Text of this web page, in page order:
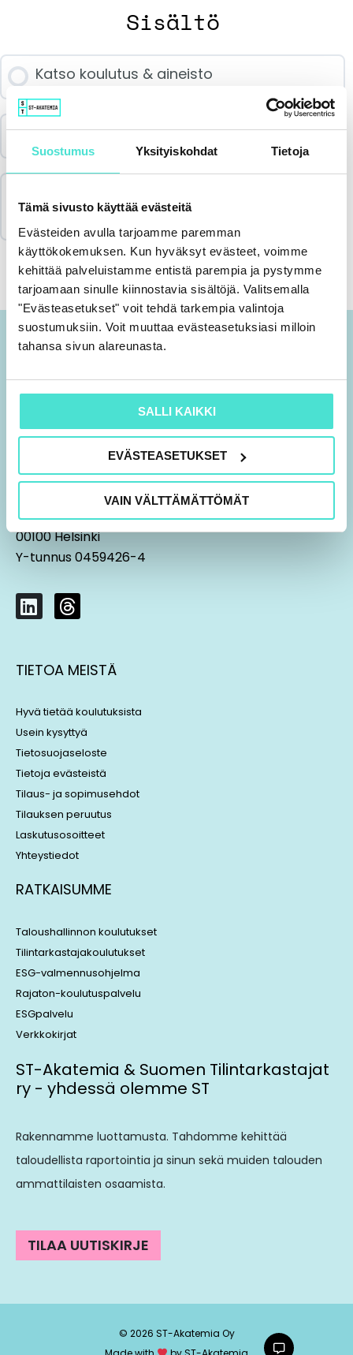
Suostumus Yksityiskohdat Tietoja
Tämä sivusto käyttää evästeitä
Evästeiden avulla tarjoamme paremman
käyttökokemuksen. Kun hyväksyt evästeet, voimme
kehittää palveluistamme entistä parempia ja pystymme
tarjoamaan sinulle kiinnostavia sisältöjä. Valitsemalla
"Evästeasetukset" voit tehdä tarkempia valintoja
suostumuksiin. Voit muuttaa evästeasetuksiasi milloin
tahansa sivun alareunasta.
SALLI KAIKKI
EVÄSTEASETUKSET
VAIN VÄLTTÄMÄTTÖMÄT
Sisältö
Katso koulutus & aineisto
Palautekysely
todistus
09 7552 2010
aspa@stakatemia.fi
Fredrikinkatu 61 A 8. krs
00100 Helsinki
Y-tunnus 0459426-4
L
i
k
e
i
n
T
h
e
a
s
TIETOA MEISTÄ
Hyvä tietää koulutuksista
Usein kysyttyä
Tietosuojaseloste
Tietoja evästeistä
Tilaus- ja sopimusehdot
Tilauksen peruutus
Laskutusosoitteet
Yhteystiedot
RATKAISUMME
Taloushallinnon koulutukset
Tilintarkastajakoulutukset
ESG-valmennusohjelma
Rajaton-koulutuspalvelu
ESGpalvelu
Verkkokirjat
ST-Akatemia & Suomen Tilintarkastajat
ry - yhdessä olemme ST
Rakennamme luottamusta. Tahdomme kehittää
taloudellista raportointia ja sinun sekä muiden talouden
ammattilaisten osaamista.
TILAA UUTISKIRJE
© 2026 ST-Akatemia Oy